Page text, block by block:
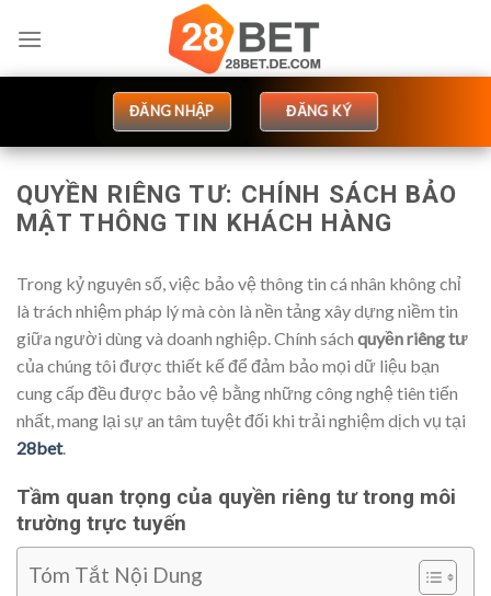
qua
ĐĂNG NHẬP ĐĂNG KÝ
QUYỀN RIÊNG TƯ: CHÍNH SÁCH BẢO
MẬT THÔNG TIN KHÁCH HÀNG
Trong kỷ nguyên số, việc bảo vệ thông tin cá nhân không chỉ
là trách nhiệm pháp lý mà còn là nền tảng xây dựng niềm tin
giữa người dùng và doanh nghiệp. Chính sách quyền riêng tư
của chúng tôi được thiết kế để đảm bảo mọi dữ liệu bạn
cung cấp đều được bảo vệ bằng những công nghệ tiên tiến
nhất, mang lại sự an tâm tuyệt đối khi trải nghiệm dịch vụ tại
28bet.
Tầm quan trọng của quyền riêng tư trong môi
trường trực tuyến
Tóm Tắt Nội Dung